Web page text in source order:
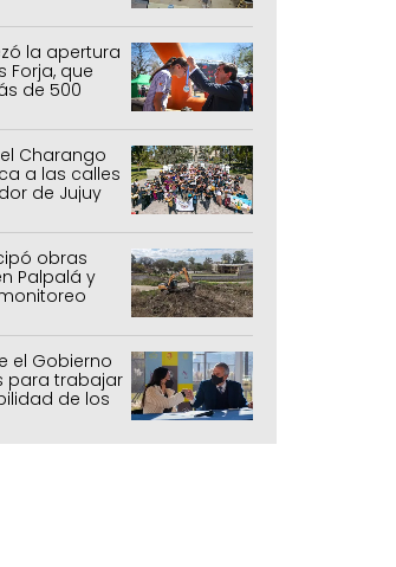
la apertura
Forja, que
de 500
Charango
a las calles
de Jujuy
obras
Palpalá y
el Gobierno
para trabajar
de los